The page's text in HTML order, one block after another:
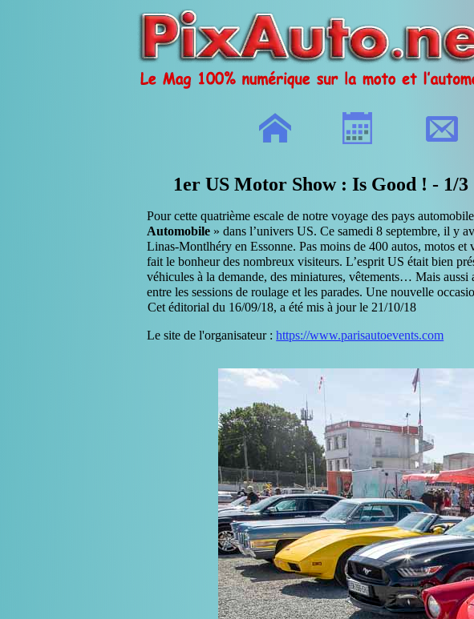
1er US Motor Show : Is Good ! - 1/3
Pour cette quatrième escale de notre voyage des pays
Automobile » dans l’univers US. Ce samedi 8 septembre, il y
Linas-Montlhéry en Essonne. Pas moins de 400 autos, motos et
fait le bonheur des nombreux visiteurs. L’esprit US était bien
véhicules à la demande, des miniatures, vêtements… Mais
entre les sessions de roulage et les parades. Une nouvelle
Cet éditorial du 16/09/18, a été mis à jour le 21/10/18
Le site de l'organisateur :https://www.parisautoevents.com